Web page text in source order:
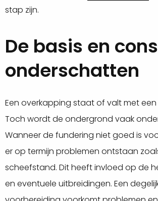
stap zijn.
De basis en
onderschatten
Een overkapping staat of valt met
Toch wordt de ondergrond vaak
Wanneer de fundering niet goed is
er op termijn problemen ontstaan
scheefstand. Dit heeft invloed op de
en eventuele uitbreidingen. Een